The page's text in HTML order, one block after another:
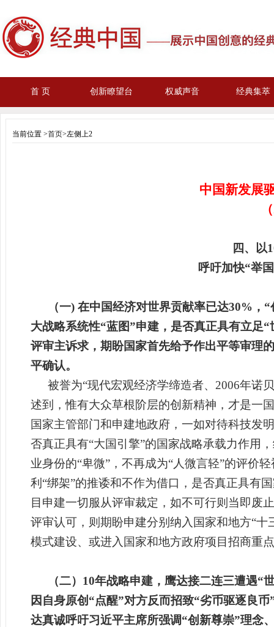
首 页 创新瞭望台 权威声音 经典集萃
当前位置 >首页>左侧上2
中国新发展
四、以
呼吁加快“举
（一) 在中国经济对世界贡献率已达30%
大战略系统性“蓝图”申建，是否真正具有立足
评审主诉求，期盼国家首先给予作出平等审理
平确认。
被誉为“现代宏观经济学缔造者、2006年诺
述到，惟有大众草根阶层的创新精神，才是一
国家主管部门和申建地政府，一如对待科技发
否真正具有“大国引擎”的国家战略承载力作用
业身份的“卑微”，不再成为“人微言轻”的评价
利“绑架”的推诿和不作为借口，是否真正具有
目申建一切服从评审裁定，如不可行则当即废
评审认可，则期盼申建分别纳入国家和地方“
模式建设、或进入国家和地方政府项目招商重
（二）10年战略申建，鹰达接二连三遭遇
因自身原创“点醒”对方反而招致“劣币驱逐良
达真诚呼吁习近平主席所强调“创新尊崇”理念